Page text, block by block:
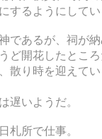
するようにして
であるが、祠が
ど開花したとこ
散り時を迎えて
遅いようだ。
札所で仕事。